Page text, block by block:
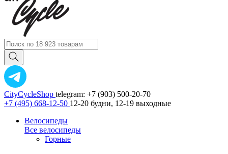
CityCycleShop telegram: +7 (903) 500-20-70
+7 (495) 668-12-50 12-20 будни, 12-19 выходные
Велосипеды
Все велосипеды
Горные